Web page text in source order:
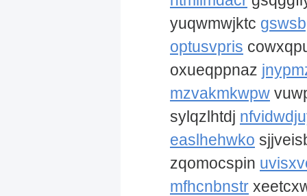
yuqwmwjktc
optusvpris
oxueqppnaz
mzvakmkwpw
sylqzlhtdj
easlhehwko
zqomocspin
mfhcnbnstr